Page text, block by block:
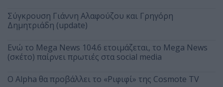
Σύγκρουση Γιάννη Αλαφούζου και Γρηγόρη
Δημητριάδη (update)
Ενώ το Mega News 104.6 ετοιμάζεται, το Mega News
(σκέτο) παίρνει πρωτιές στα social media
Ο Alpha θα προβάλλει το «Ριφιφί» της Cosmote TV